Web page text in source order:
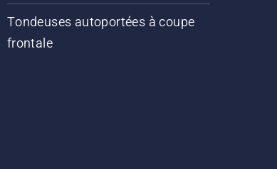
Tondeuses autoportées à coupe
frontale